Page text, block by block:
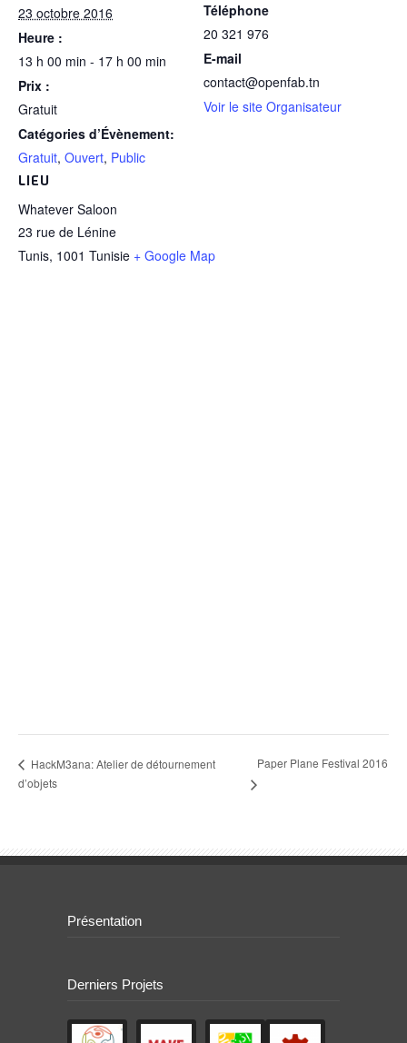
23 octobre 2016
Heure :
13 h 00 min - 17 h 00 min
Prix :
Gratuit
Catégories d’Évènement:
Gratuit, Ouvert, Public
LIEU
Whatever Saloon
23 rue de Lénine
Tunis, 1001 Tunisie + Google Map
Téléphone
20 321 976
E-mail
contact@openfab.tn
Voir le site Organisateur
HackM3ana: Atelier de détournement
d’objets
Paper Plane Festival 2016
Présentation
Derniers Projets